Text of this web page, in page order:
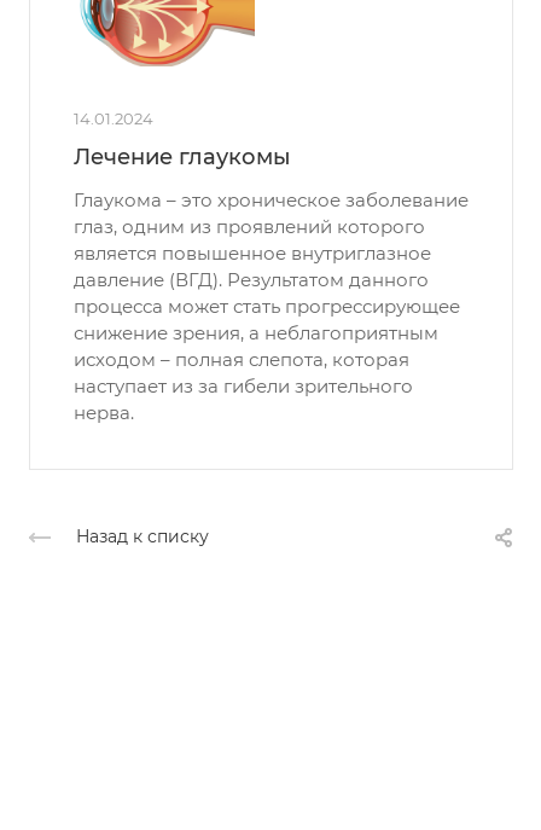
14.01.2024
Лечение глаукомы
Глаукома – это хроническое заболевание
глаз, одним из проявлений которого
является повышенное внутриглазное
давление (ВГД). Результатом данного
процесса может стать прогрессирующее
снижение зрения, а неблагоприятным
исходом – полная слепота, которая
наступает из за гибели зрительного
нерва.
Назад к списку